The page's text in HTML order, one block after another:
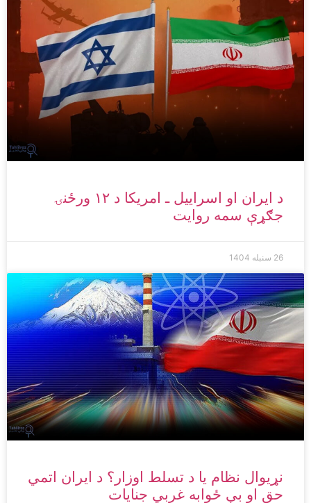
د ایران او اسراییل ـ امریکا د ۱۲ ورځنۍ
جګړې سمه روایت
26 سنبله 1404
نړیوال نظام یا د تسلط اوزار؟ د ایران اتمي
حق او بې ځوابه غربي جنایات